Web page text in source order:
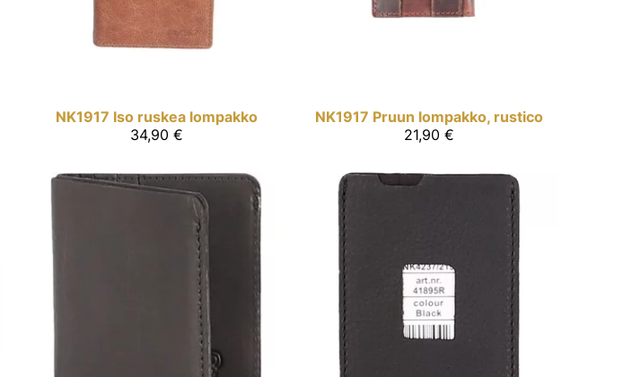
NK1917 Iso ruskea lompakko
34,90 €
NK1917 Pruun lompakko, rustico
21,90 €